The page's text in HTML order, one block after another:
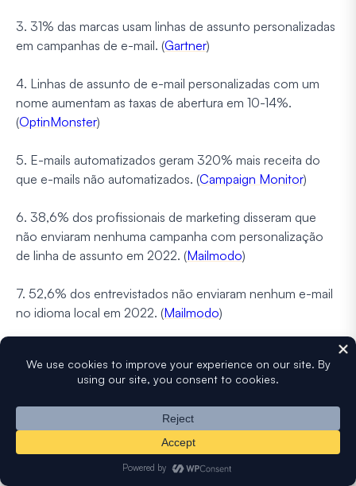
3. 31% das marcas usam linhas de assunto personalizadas
em campanhas de e-mail. (Gartner)
4. Linhas de assunto de e-mail personalizadas com um
nome aumentam as taxas de abertura em 10-14%.
(OptinMonster)
5. E-mails automatizados geram 320% mais receita do
que e-mails não automatizados. (Campaign Monitor)
6. 38,6% dos profissionais de marketing disseram que
não enviaram nenhuma campanha com personalização
de linha de assunto em 2022. (Mailmodo)
7. 52,6% dos entrevistados não enviaram nenhum e-mail
no idioma local em 2022. (Mailmodo)
Nesta seção, exploramos a fascinante interseção entre
Inteligência Artificial (IA) e marketing por e-mail. Estas
estatísticas demonstram a influência crescente da IA na
melhoria das estratégias de marketing por e-mail.
Examinaremos como a IA está sendo usada para otimizar